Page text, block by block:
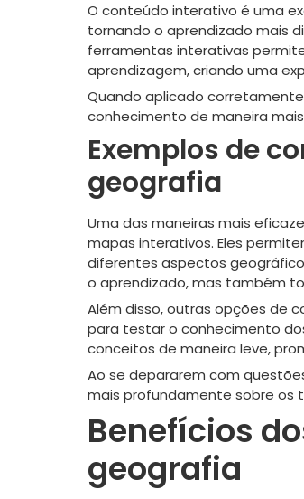
O conteúdo interativo é uma
tornando o aprendizado mais
ferramentas interativas
aprendizagem, criando uma
Quando aplicado
conhecimento de maneira
Exemplos de
geografia
Uma das maneiras mais
mapas interativos. Eles
diferentes aspectos
o aprendizado, mas também
Além disso, outras opções de
para testar o conhecimento
conceitos de maneira leve,
Ao se depararem com
mais profundamente sobre os
Benefícios
geografia